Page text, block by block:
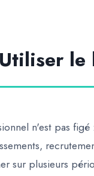
le
n'est pas
sur plusieurs